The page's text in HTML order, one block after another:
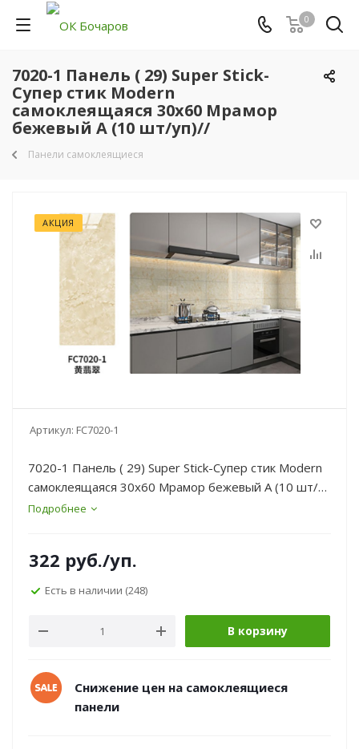
0
7020-1 Панель ( 29) Super Stick-
Супер стик Modern
самоклеящаяся 30х60 Мрамор
бежевый A (10 шт/уп)//
Панели самоклеящиеся
АКЦИЯ
Артикул: FC7020-1
7020-1 Панель ( 29) Super Stick-Супер стик Modern
самоклеящаяся 30х60 Мрамор бежевый A (10 шт/
уп)//
Подробнее
322 руб./уп.
Есть в наличии (248)
В корзину
Снижение цен на самоклеящиеся
панели